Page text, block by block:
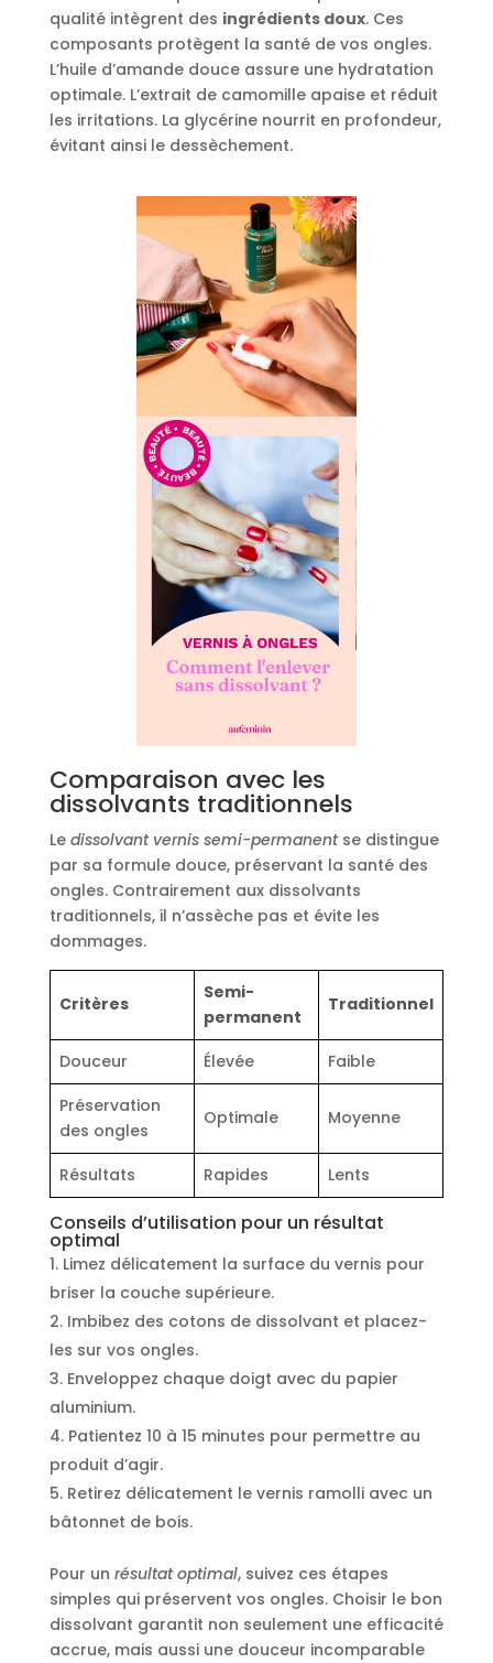
qualité intègrent des ingrédients doux. Ces
composants protègent la santé de vos ongles.
L’huile d’amande douce assure une hydratation
optimale. L’extrait de camomille apaise et réduit
les irritations. La glycérine nourrit en profondeur,
évitant ainsi le dessèchement.
Comparaison avec les
dissolvants traditionnels
Le dissolvant vernis semi-permanentse distingue
par sa formule douce, préservant la santé des
ongles. Contrairement aux dissolvants
traditionnels, il n’assèche pas et évite les
dommages.
Critères
Semi-
permanent
Traditionnel
Douceur Élevée
Faible
Préservation
des ongles
Optimale Moyenne
Résultats Rapides Lents
Conseils d’utilisation pour un résultat
optimal
Limez délicatement la surface du vernis pour
briser la couche supérieure.
Imbibez des cotons de dissolvant et placez-
les sur vos ongles.
Enveloppez chaque doigt avec du papier
aluminium.
Patientez 10 à 15 minutes pour permettre au
produit d’agir.
Retirez délicatement le vernis ramolli avec un
bâtonnet de bois.
Pour un résultat optimal, suivez ces étapes
simples qui préservent vos ongles. Choisir le bon
dissolvant garantit non seulement une efficacité
accrue, mais aussi une douceur incomparable